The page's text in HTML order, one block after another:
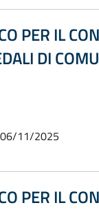
PER IL
DI
06/11/2025
PER IL